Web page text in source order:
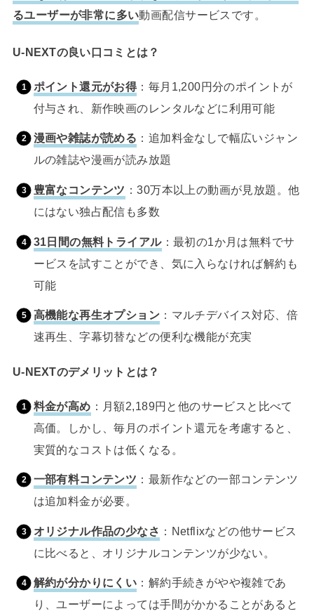
るユーザーが非常に多い動画配信サービスです。
U-NEXTの良い口コミとは？
ポイント還元がお得：毎月1,200円分のポイントが
付与され、新作映画のレンタルなどに利用可能
漫画や雑誌が読める ：追加料金なしで幅広いジャン
ルの雑誌や漫画が読み放題
豊富なコンテンツ ：30万本以上の動画が見放題。他
にはない独占配信も多数
31日間の無料トライアル：最初の1か月は無料でサ
ービスを試すことができ、気に入らなければ解約も
可能
高機能な再生オプション ：マルチデバイス対応、倍
速再生、字幕切替などの便利な機能が充実
U-NEXTのデメリットとは？
料金が高め ：月額2,189円と他のサービスと比べて
高価。しかし、毎月のポイント還元を考慮すると、
実質的なコストは低くなる。
一部有料コンテンツ ：最新作などの一部コンテンツ
は追加料金が必要。
オリジナル作品の少なさ ：Netflixなどの他サービス
に比べると、オリジナルコンテンツが少ない。
解約が分かりにくい ：解約手続きがやや複雑であ
り、ユーザーによっては手間がかかることがあると